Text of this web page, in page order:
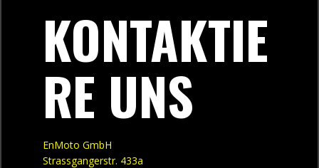
KONTAKTIE
RE UNS
EnMoto GmbH
Strassgangerstr. 433a